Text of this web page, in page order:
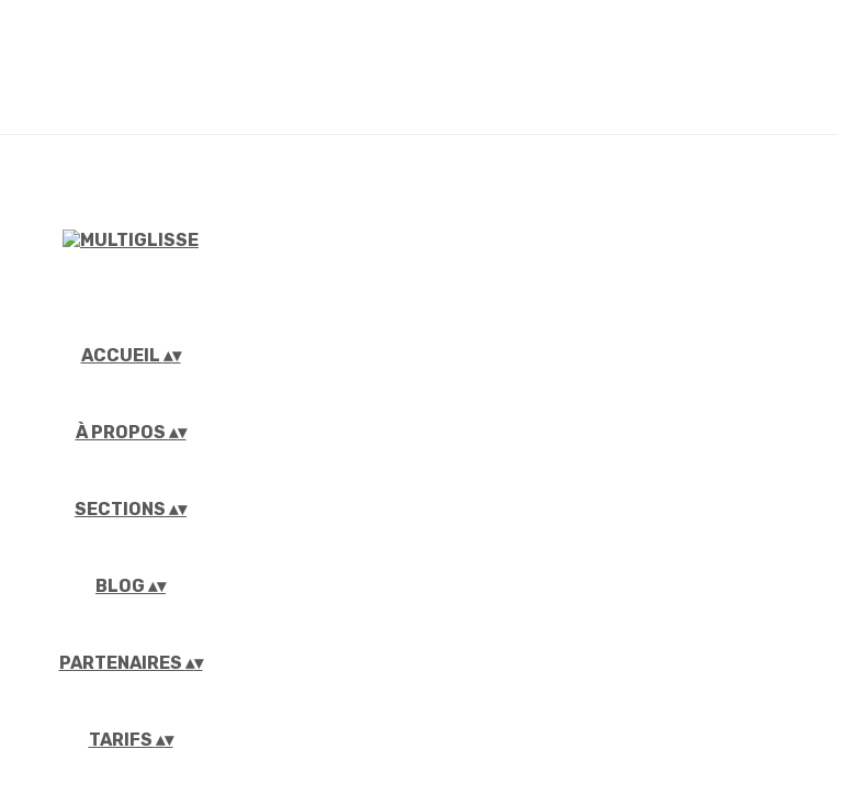
ACCUEIL ▴▾
À PROPOS ▴▾
SECTIONS ▴▾
BLOG ▴▾
PARTENAIRES ▴▾
TARIFS ▴▾